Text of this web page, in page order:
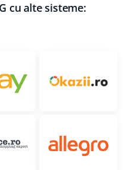
cu alte sisteme: